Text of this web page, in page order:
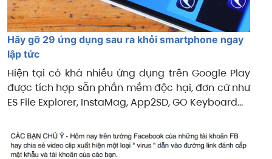
Hãy gỡ 29 ứng dụng sau ra khỏi smartphone ngay
lập tức
Hiện tại có khá nhiều ứng dụng trên Google Play
được tích hợp sẵn phần mềm độc hại, đơn cử như
ES File Explorer, InstaMag, App2SD, GO Keyboard…